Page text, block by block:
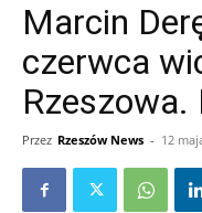
Marcin
czerwca
Rzeszowa.
Przez Rzeszów News - 12